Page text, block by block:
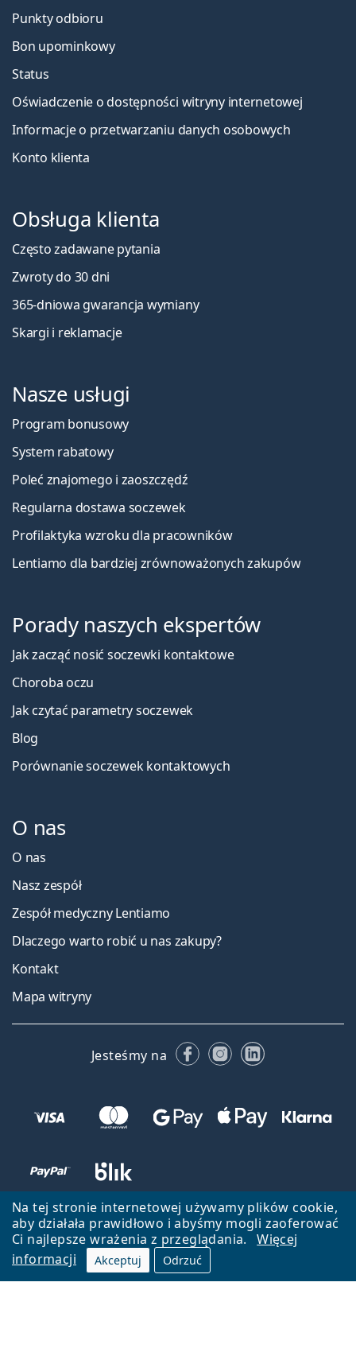
Na tej stronie internetowej używamy plików cookie,
aby działała prawidłowo i abyśmy mogli zaoferować
Ci najlepsze wrażenia z przeglądania.
Więcej
informacji
Akceptuj Odrzuć
Punkty odbioru
Bon upominkowy
Status
Oświadczenie o dostępności witryny internetowej
Informacje o przetwarzaniu danych osobowych
Konto klienta
Obsługa klienta
Często zadawane pytania
Zwroty do 30 dni
365-dniowa gwarancja wymiany
Skargi i reklamacje
Nasze usługi
Program bonusowy
System rabatowy
Poleć znajomego i zaoszczędź
Regularna dostawa soczewek
Profilaktyka wzroku dla pracowników
Lentiamo dla bardziej zrównoważonych zakupów
Porady naszych ekspertów
Jak zacząć nosić soczewki kontaktowe
Choroba oczu
Jak czytać parametry soczewek
Blog
Porównanie soczewek kontaktowych
O nas
O nas
Nasz zespół
Zespół medyczny Lentiamo
Dlaczego warto robić u nas zakupy?
Kontakt
Mapa witryny
Jesteśmy na FacebookuInstagramie
LinkedIn
Wróć do strony głównej